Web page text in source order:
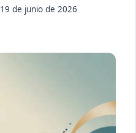
19 de junio de 2026